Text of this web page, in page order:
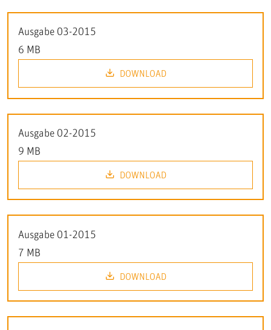
Ausgabe 03-2015
6 MB
DOWNLOAD
Ausgabe 02-2015
9 MB
DOWNLOAD
Ausgabe 01-2015
7 MB
DOWNLOAD